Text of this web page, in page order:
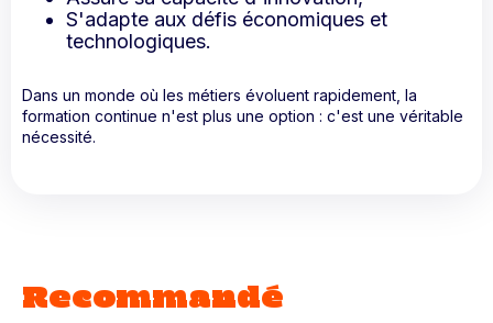
S'adapte aux défis économiques et
technologiques.
Dans un monde où les métiers évoluent rapidement, la
formation continue n'est plus une option : c'est une véritable
nécessité.
Recommandé